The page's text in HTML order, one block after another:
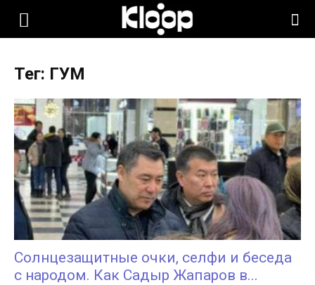
KLOOP.KG
Новости
Кыргызстана
Тег: ГУМ
Солнцезащитные очки, селфи и беседа
с народом. Как Садыр Жапаров в...